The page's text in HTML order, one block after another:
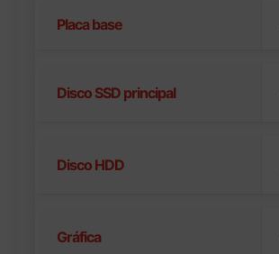
Placa base
Disco SSD principal
Disco HDD
Gráfica